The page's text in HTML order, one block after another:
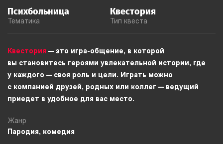
Психбольница
Тематика
Квестория
Тип квеста
Квестория — это игра-общение, в которой
вы становитесь героями увлекательной истории, где
у каждого — своя роль и цели. Играть можно
с компанией друзей, родных или коллег — ведущий
приедет в удобное для вас место.
Жанр
Пародия, комедия